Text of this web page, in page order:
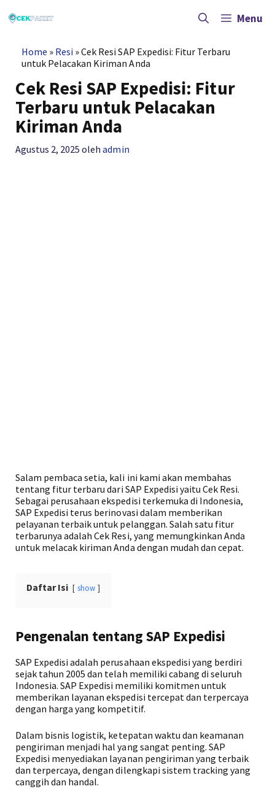
ke
Menu
Home » Resi »Cek Resi SAP Expedisi: Fitur Terbaru
untuk Pelacakan Kiriman Anda
Cek Resi SAP Expedisi: Fitur
Terbaru untuk Pelacakan
Kiriman Anda
Agustus 2, 2025 olehadmin
Salam pembaca setia, kali ini kami akan membahas
tentang fitur terbaru dari SAP Expedisi yaitu Cek Resi.
Sebagai perusahaan ekspedisi terkemuka di Indonesia,
SAP Expedisi terus berinovasi dalam memberikan
pelayanan terbaik untuk pelanggan. Salah satu fitur
terbarunya adalah Cek Resi, yang memungkinkan Anda
untuk melacak kiriman Anda dengan mudah dan cepat.
Daftar Isi show
Pengenalan tentang SAP Expedisi
SAP Expedisi adalah perusahaan ekspedisi yang berdiri
sejak tahun 2005 dan telah memiliki cabang di seluruh
Indonesia. SAP Expedisi memiliki komitmen untuk
memberikan layanan ekspedisi tercepat dan terpercaya
dengan harga yang kompetitif.
Dalam bisnis logistik, ketepatan waktu dan keamanan
pengiriman menjadi hal yang sangat penting. SAP
Expedisi menyediakan layanan pengiriman yang terbaik
dan terpercaya, dengan dilengkapi sistem tracking yang
canggih dan handal.